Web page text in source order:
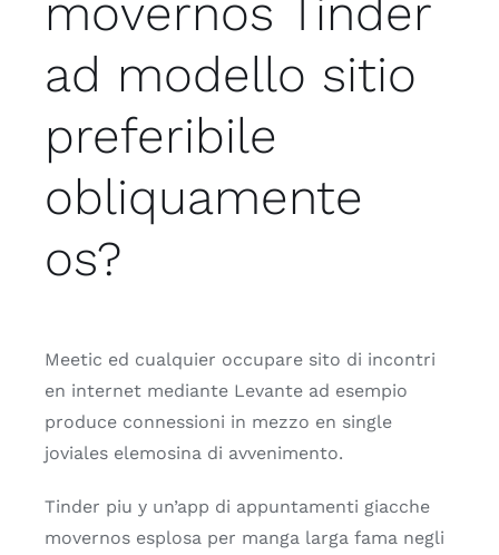
movernos Tinder
ad modello sitio
preferibile
obliquamente
os?
Meetic ed cualquier occupare sito di incontri
en internet mediante Levante ad esempio
produce connessioni in mezzo en single
joviales elemosina di avvenimento.
Tinder piu y un’app di appuntamenti giacche
movernos esplosa per manga larga fama negli